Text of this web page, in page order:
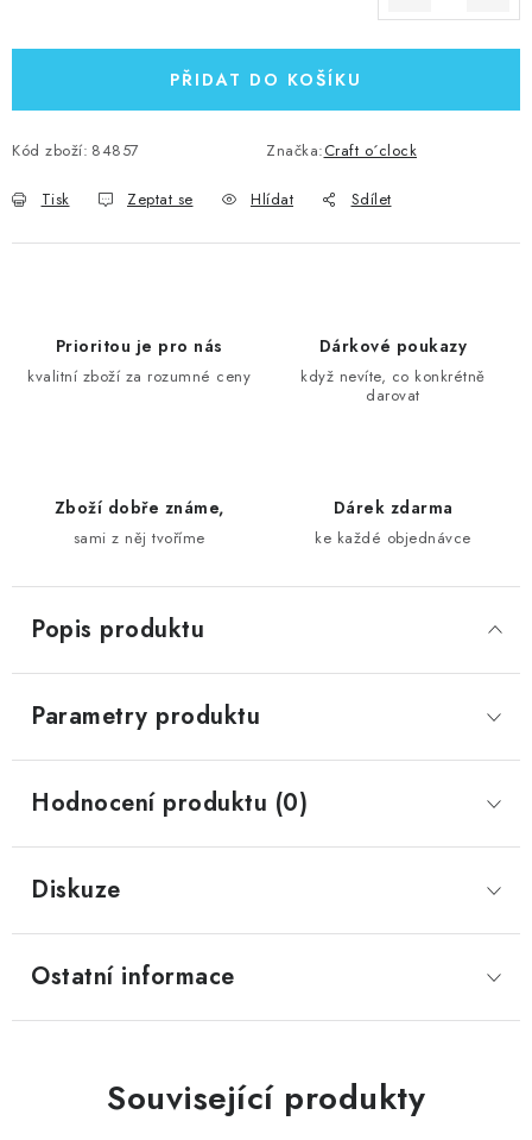
PŘIDAT DO KOŠÍKU
Kód zboží: 84857 Značka:Craft o´clock
Tisk Zeptat se Hlídat Sdílet
Prioritou je pro nás
kvalitní zboží za rozumné ceny
Dárkové poukazy
když nevíte, co konkrétně
darovat
Zboží dobře známe,
sami z něj tvoříme
Dárek zdarma
ke každé objednávce
Popis produktu
Parametry produktu
Hodnocení produktu (0)
Diskuze
Ostatní informace
Související produkty